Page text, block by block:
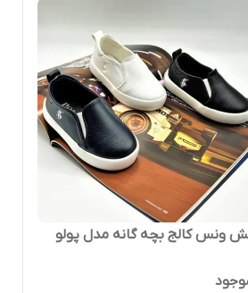
کالج بچه گانه مدل پولو